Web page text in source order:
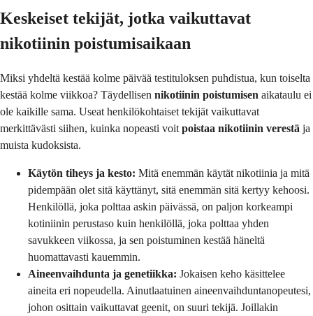
Keskeiset tekijät, jotka vaikuttavat
nikotiinin poistumisaikaan
Miksi yhdeltä kestää kolme päivää testituloksen puhdistua, kun toiselta
kestää kolme viikkoa? Täydellisen nikotiinin poistumisen aikataulu ei
ole kaikille sama. Useat henkilökohtaiset tekijät vaikuttavat
merkittävästi siihen, kuinka nopeasti voit poistaa nikotiinin verestä ja
muista kudoksista.
Käytön tiheys ja kesto: Mitä enemmän käytät nikotiinia ja mitä
pidempään olet sitä käyttänyt, sitä enemmän sitä kertyy kehoosi.
Henkilöllä, joka polttaa askin päivässä, on paljon korkeampi
kotiniinin perustaso kuin henkilöllä, joka polttaa yhden
savukkeen viikossa, ja sen poistuminen kestää häneltä
huomattavasti kauemmin.
Aineenvaihdunta ja genetiikka: Jokaisen keho käsittelee
aineita eri nopeudella. Ainutlaatuinen aineenvaihduntanopeutesi,
johon osittain vaikuttavat geenit, on suuri tekijä. Joillakin